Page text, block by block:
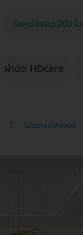
ผ่าตัด HDcare
โปรแกรมฟิลเลอร์